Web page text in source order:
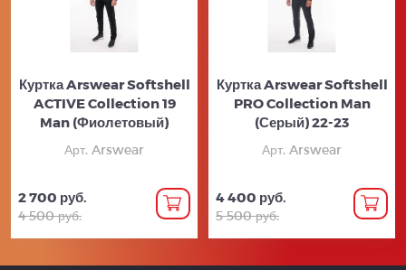
Куртка Arswear Softshell
ACTIVE Collection 19
Man (Фиолетовый)
Арт. Arswear
2 700 руб.
4 500 руб.
Куртка Arswear Softshell
PRO Collection Man
(Серый) 22-23
Арт. Arswear
4 400 руб.
5 500 руб.